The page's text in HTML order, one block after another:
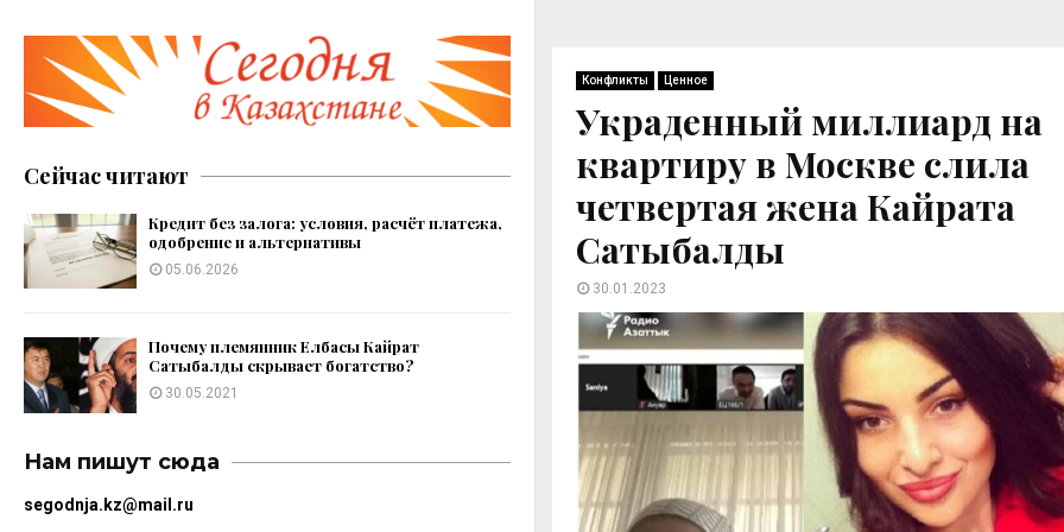
Сейчас читают
Кредит без залога: условия, расчёт платежа,
одобрение и альтернативы
05.06.2026
Почему племянник Елбасы Кайрат
Сатыбалды скрывает богатство?
30.05.2021
Нам пишут сюда
segodnja.kz@mail.ru
Конфликты Ценное
Украденный миллиард на
квартиру в Москве слила
четвертая жена Кайрата
Сатыбалды
30.01.2023